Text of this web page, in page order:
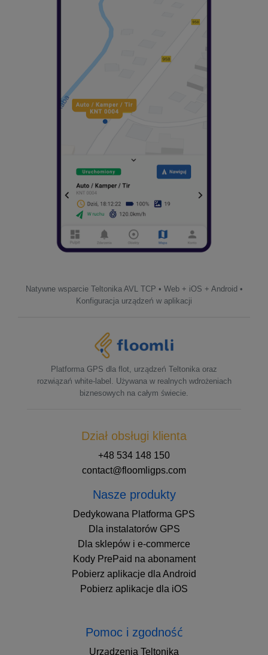
Natywne wsparcie Teltonika AVL TCP • Web + iOS + Android •
Konfiguracja urządzeń w aplikacji
Platforma GPS dla flot, urządzeń Teltonika oraz
rozwiązań white-label. Używana w realnych wdrożeniach
biznesowych na całym świecie.
Dział obsługi klienta
+48 534 148 150
contact@floomligps.com
Nasze produkty
Dedykowana Platforma GPS
Dla instalatorów GPS
Dla sklepów i e-commerce
Kody PrePaid na abonament
Pobierz aplikacje dla Android
Pobierz aplikacje dla iOS
Pomoc i zgodność
Urządzenia Teltonika